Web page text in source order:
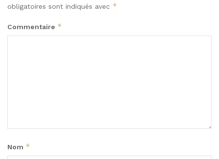
obligatoires sont indiqués avec *
Commentaire *
Nom *